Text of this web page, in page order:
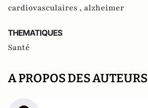
cardiovasculaires , alzheimer
THEMATIQUES
Santé
A PROPOS DES AUTEURS